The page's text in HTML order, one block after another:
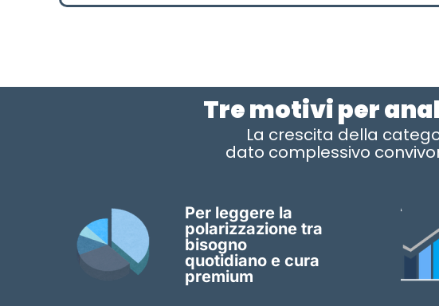
Tre motivi per
La crescita della
dato complessivo
Per leggere la
polarizzazione tra
bisogno
quotidiano e cura
premium